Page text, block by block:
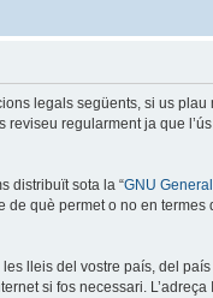
legals següents, si us
regularment ja que
distribuït sota la “GNU
de què permet o no en termes
lleis del vostre país, del país
si fos necessari. L’adreça